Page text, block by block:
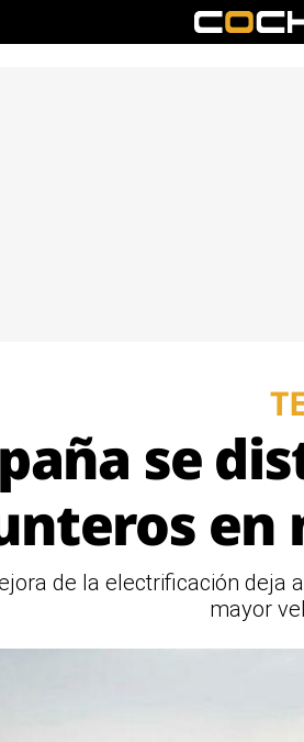
se
en
de la electrificación deja
mayor